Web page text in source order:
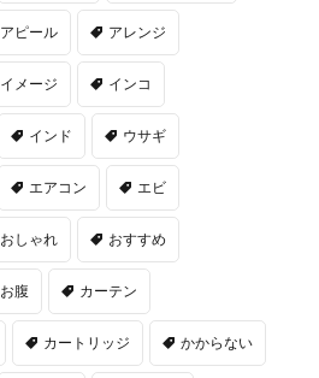
アピール アレンジ
イメージ インコ
インド ウサギ
エアコン エビ
おしゃれ おすすめ
お腹 カーテン
カートリッジ かからない